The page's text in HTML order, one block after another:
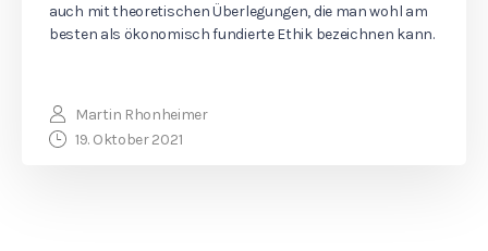
auch mit theoretischen Überlegungen, die man wohl am
besten als ökonomisch fundierte Ethik bezeichnen kann.
Martin Rhonheimer
19. Oktober 2021